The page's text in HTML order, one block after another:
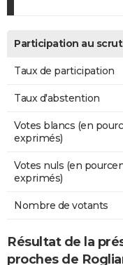
Participation au
Taux de participation
Taux d'abstention
Votes blancs (en
exprimés)
Votes nuls (en
exprimés)
Nombre de votants
Résultat de la
proches de